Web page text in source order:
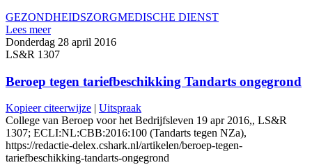
GEZONDHEIDSZORGMEDISCHE DIENST
Lees meer
Donderdag 28 april 2016
LS&R 1307
Beroep tegen tariefbeschikking Tandarts ongegrond
Kopieer citeerwijze | Uitspraak
College van Beroep voor het Bedrijfsleven 19 apr 2016,, LS&R
1307; ECLI:NL:CBB:2016:100 (Tandarts tegen NZa),
https://redactie-delex.cshark.nl/artikelen/beroep-tegen-
tariefbeschikking-tandarts-ongegrond